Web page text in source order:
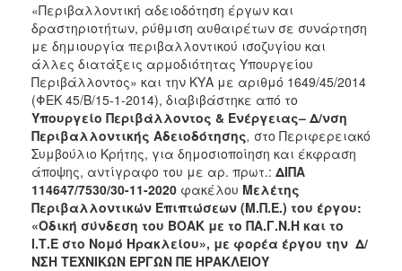
«Περιβαλλοντική αδειοδότηση έργων και
δραστηριοτήτων, ρύθμιση αυθαιρέτων σε συνάρτηση
με δημιουργία περιβαλλοντικού ισοζυγίου και
άλλες διατάξεις αρμοδιότητας Υπουργείου
Περιβάλλοντος» και την ΚΥΑ με αριθμό 1649/45/2014
(ΦΕΚ 45/Β/15-1-2014), διαβιβάστηκε από το
Υπουργείο Περιβάλλοντος & Ενέργειας– Δ/νση
Περιβαλλοντικής Αδειοδότησης, στο Περιφερειακό
Συμβούλιο Κρήτης, για δημοσιοποίηση και έκφραση
άποψης, αντίγραφο του με αρ. πρωτ.: ΔΙΠΑ
114647/7530/30-11-2020 φακέλου Μελέτης
Περιβαλλοντικών Επιπτώσεων (Μ.Π.Ε.) του έργου:
«Οδική σύνδεση του ΒΟΑΚ με το ΠΑ.Γ.Ν.Η και το
Ι.Τ.Ε στο Νομό Ηρακλείου», με φορέα έργου την Δ/
ΝΣΗ ΤΕΧΝΙΚΩΝ ΕΡΓΩΝ ΠΕ ΗΡΑΚΛΕΙΟΥ